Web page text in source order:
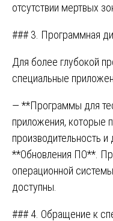
отсутствии мертвых
### 3. Программная
Для более глубокой
специальные
— **Программы для
приложения, которые
производительность
**Обновления ПО**.
операционной
доступны.
### 4. Обращение к